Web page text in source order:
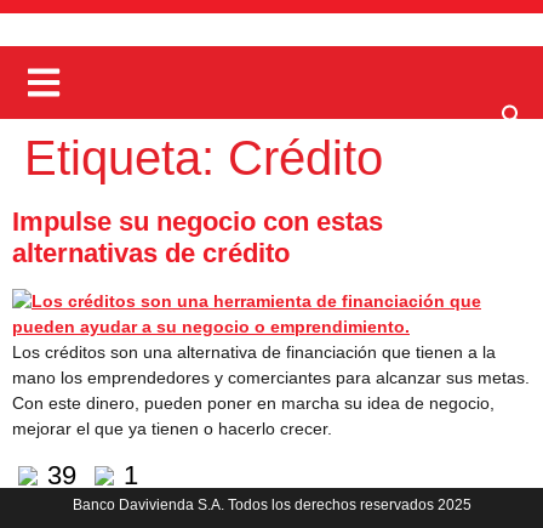
Etiqueta: Crédito
Impulse su negocio con estas
alternativas de crédito
Los créditos son una alternativa de financiación que tienen a la
mano los emprendedores y comerciantes para alcanzar sus metas.
Con este dinero, pueden poner en marcha su idea de negocio,
mejorar el que ya tienen o hacerlo crecer.
39 1
Banco Davivienda S.A. Todos los derechos reservados 2025